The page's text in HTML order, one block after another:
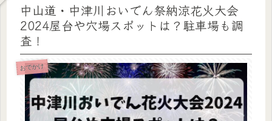
中山道・中津川おいでん祭納涼花火大会
2024屋台や穴場スポットは？駐車場も調
査！
おでかけ